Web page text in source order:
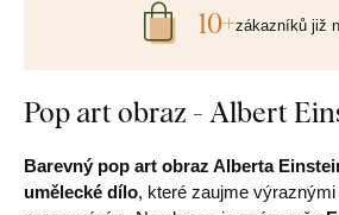
Pop art obraz - Albert
Barevný pop art obraz Alberta
umělecké dílo, které zaujme
10+zákazníků již